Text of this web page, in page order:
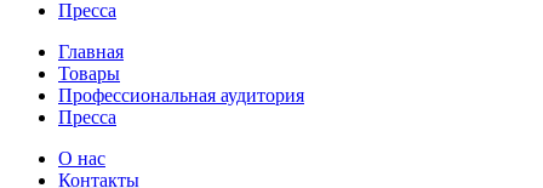
Пресса
Главная
Товары
Профессиональная аудитория
Пресса
О нас
Контакты